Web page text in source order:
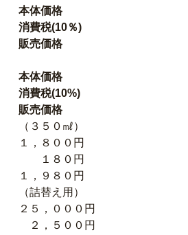
本体価格
消費税(10％)
販売価格
本体価格
消費税(10%)
販売価格
（３５０㎖）
１，８００円
１８０円
１，９８０円
（詰替え用）
２５，０００円
２，５００円